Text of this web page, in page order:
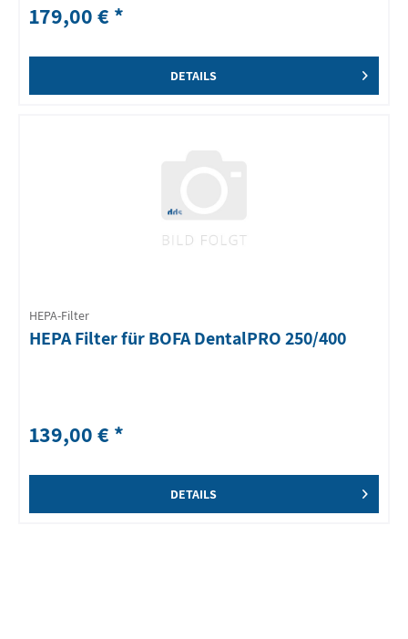
179,00 € *
DETAILS
HEPA-Filter
HEPA Filter für BOFA DentalPRO 250/400
139,00 € *
DETAILS